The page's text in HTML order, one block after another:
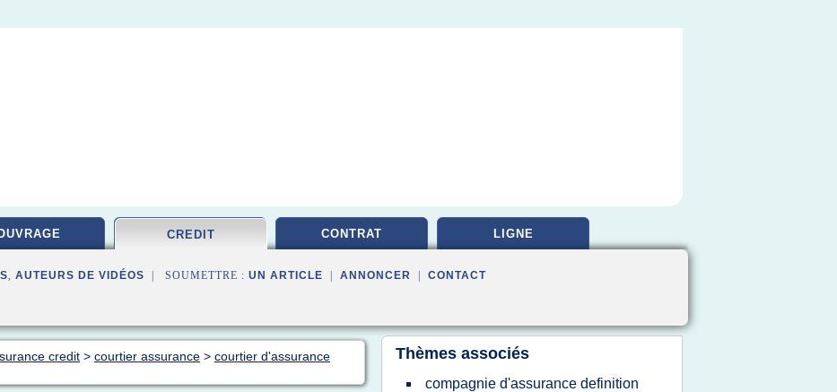
CREDIT CONTRAT LIGNE
, AUTEURS DE VIDÉOS | SOUMETTRE : UN ARTICLE ANNONCER CONTACT
credit > courtier assurance > courtier d'assurance
Thèmes associés
compagnie d'assurance definition